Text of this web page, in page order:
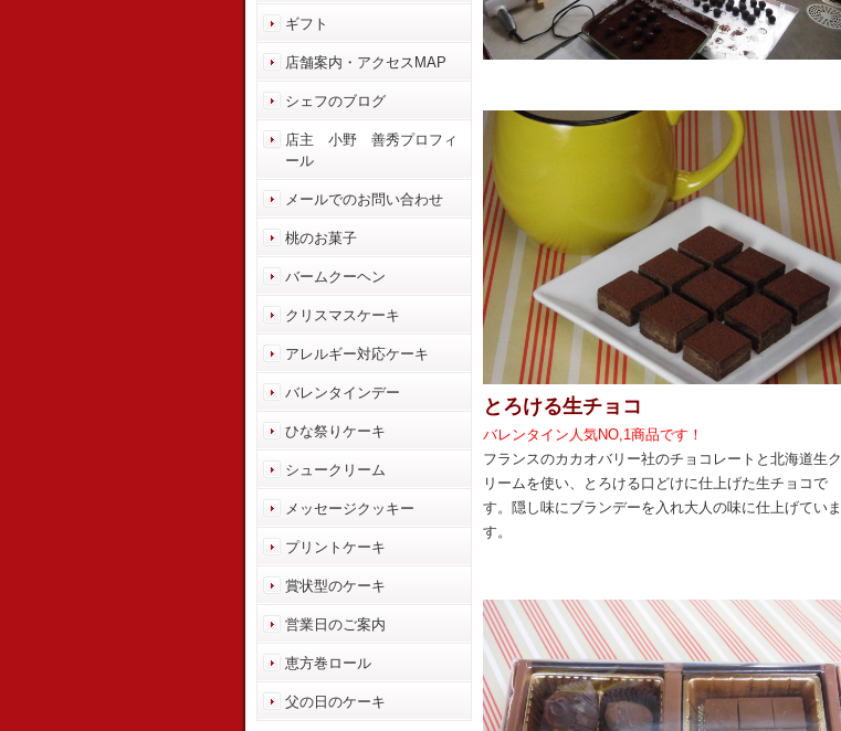
とろける生チョコ
バレンタイン人気NO,1商品です！
フランスのカカオバリー社のチョコレートと北海道生ク
リームを使い、とろける口どけに仕上げた生チョコで
す。隠し味にブランデーを入れ大人の味に仕上げていま
す。
ギフト
店舗案内・アクセスMAP
シェフのブログ
店主 小野 善秀プロフィ
ール
メールでのお問い合わせ
桃のお菓子
バームクーヘン
クリスマスケーキ
アレルギー対応ケーキ
バレンタインデー
ひな祭りケーキ
シュークリーム
メッセージクッキー
プリントケーキ
賞状型のケーキ
営業日のご案内
恵方巻ロール
父の日のケーキ